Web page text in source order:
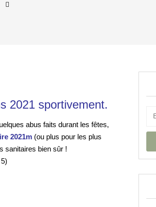
2021 sportivement.
abus faits durant les fêtes,
2021m (ou plus pour les plus
sanitaires bien sûr !